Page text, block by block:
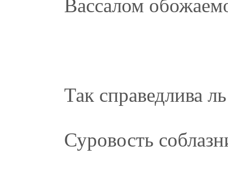
Вассалом
Так справедлива
Суровость